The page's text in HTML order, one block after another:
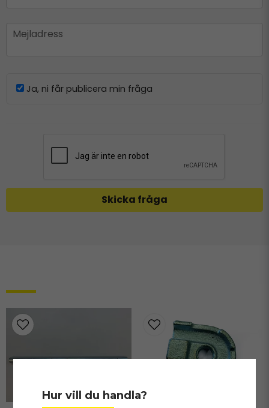
email
Mejladress
Ja, ni får publicera min fråga
Skicka fråga
Hur vill du handla?